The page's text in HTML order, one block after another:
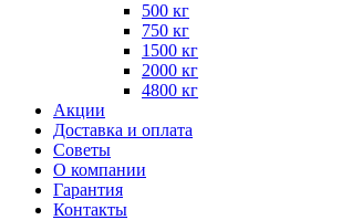
500 кг
750 кг
1500 кг
2000 кг
4800 кг
Акции
Доставка и оплата
Советы
О компании
Гарантия
Контакты